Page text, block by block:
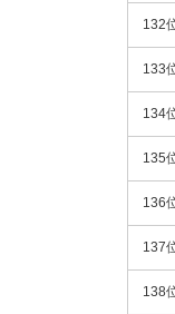
132
133
134
135
136
137
138